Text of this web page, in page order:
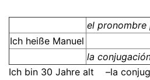
el pronombre
Ich heiße Manuel
la
Ich bin 30 Jahre alt –la